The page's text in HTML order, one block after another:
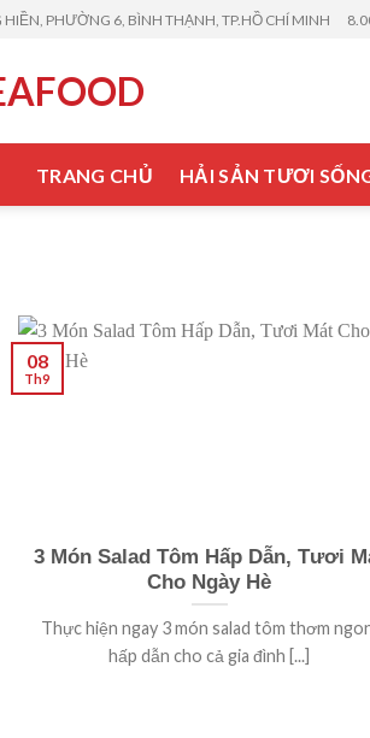
PHƯỜNG 6, BÌNH THẠNH, TP.HỒ CHÍ MINH
TRANG CHỦ HẢI SẢN TƯƠI
3 Món Salad Tôm Hấp Dẫn, Tươi
Cho Ngày Hè
Thực hiện ngay 3 món salad tôm thơm
hấp dẫn cho cả gia đình [...]
08
Th9